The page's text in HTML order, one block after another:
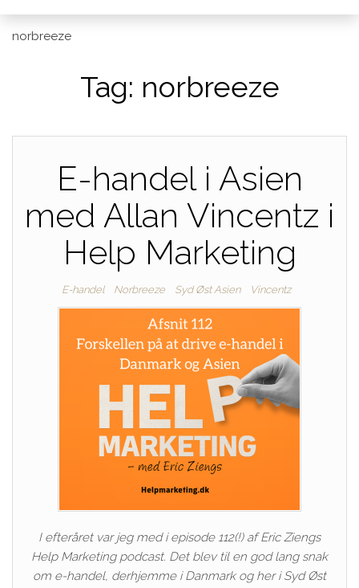
norbreeze
Tag: norbreeze
E-handel i Asien
med Allan Vincentz i
Help Marketing
E-handel Norbreeze Syd Øst Asien Vincentz
I efteråret var jeg med i episode 112(!) af Eric Ziengs
Help Marketing podcast. Det blev til en god lang snak
om e-handel, derhjemme i Danmark og her i Syd Øst